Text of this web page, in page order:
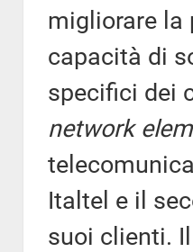
migliorare la
capacità di
specifici dei
network
Italtel e il
suoi clienti.